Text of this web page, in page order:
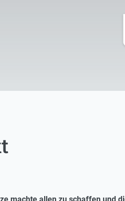
machte allen zu schaffen und